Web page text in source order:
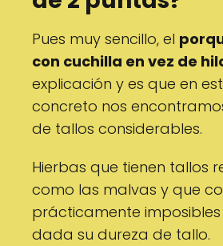
Pues muy sencillo, el
con cuchilla en vez de
explicación y es que en
concreto nos
de tallos considerables.
Hierbas que tienen tallos
como las malvas y que
prácticamente
dada su dureza de tallo.